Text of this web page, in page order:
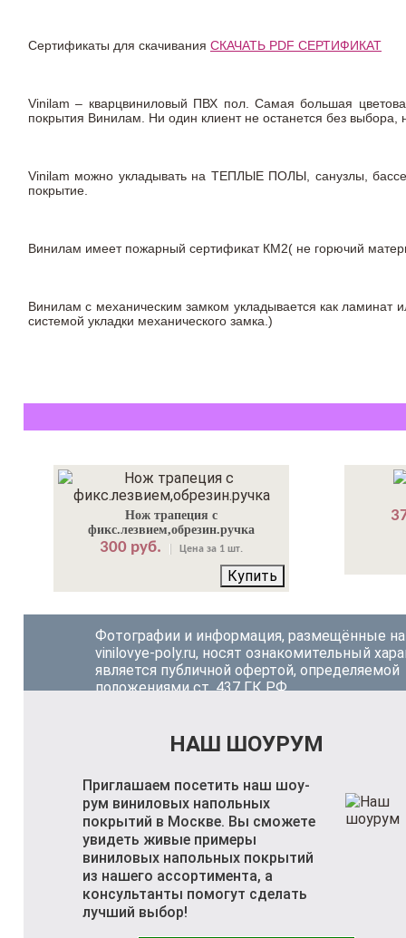
Сертификаты для скачивания СКАЧАТЬ PDF СЕРТИФИКАТ
Vinilam – кварцвиниловый ПВХ пол. Самая большая
покрытия Винилам. Ни один клиент не останется без
Vinilam можно укладывать на ТЕПЛЫЕ ПОЛЫ, санузлы,
покрытие.
Винилам имеет пожарный сертификат КМ2( не горючий
Винилам с механическим замком укладывается как ламинат
системой укладки механического замка.)
Нож трапеция с
фикс.лезвием,обрезин.ручка
300 руб. Цена за 1 шт.
Купить
Фотографии и информация, размещённые на
vinilovye-poly.ru, носят ознакомительный
является публичной офертой, определяемой
положениями ст. 437 ГК РФ.
НАШ ШОУРУМ
Приглашаем посетить наш шоу-
рум виниловых напольных
покрытий в Москве. Вы сможете
увидеть живые примеры
виниловых напольных покрытий
из нашего ассортимента, а
консультанты помогут сделать
лучший выбор!